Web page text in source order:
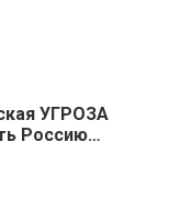
УГРОЗА
Россию…